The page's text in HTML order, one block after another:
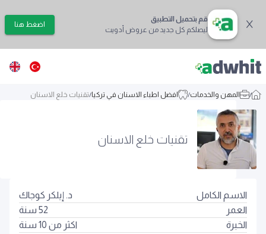
قم بتحميل التطبيق
ليصلكم كل جديد من عروض أدويت
اضغط هنا
/ المهن والخدمات/ افضل اطباء الاسنان في تركيا/تقنيات خلع الاسنان
تقنيات خلع الاسنان
الاسم الكامل
د. إيلكر كوجاك
العمر
52 سنة
الخبرة
اكثر من 10 سنة